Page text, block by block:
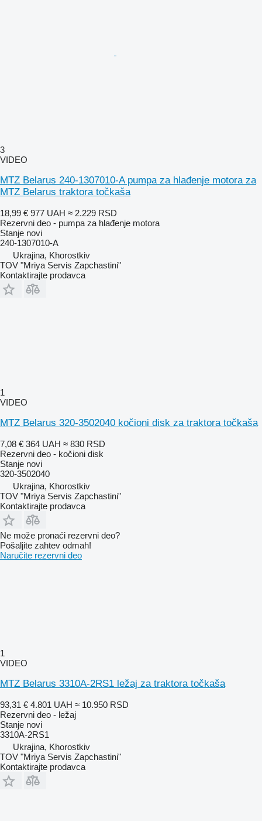
3
VIDEO
MTZ Belarus 240-1307010-A pumpa za hlađenje motora za
MTZ Belarus traktora točkaša
18,99 € 977 UAH ≈ 2.229 RSD
Rezervni deo - pumpa za hlađenje motora
Stanje novi
240-1307010-А
Ukrajina, Khorostkiv
TOV "Mriya Servis Zapchastini"
Kontaktirajte prodavca
1
VIDEO
MTZ Belarus 320-3502040 kočioni disk za traktora točkaša
7,08 € 364 UAH ≈ 830 RSD
Rezervni deo - kočioni disk
Stanje novi
320-3502040
Ukrajina, Khorostkiv
TOV "Mriya Servis Zapchastini"
Kontaktirajte prodavca
Ne može pronaći rezervni dеo?
Pošaljite zahtev odmah!
Naručite rezervni dеo
1
VIDEO
MTZ Belarus 3310A-2RS1 ležaj za traktora točkaša
93,31 € 4.801 UAH ≈ 10.950 RSD
Rezervni deo - ležaj
Stanje novi
3310A-2RS1
Ukrajina, Khorostkiv
TOV "Mriya Servis Zapchastini"
Kontaktirajte prodavca